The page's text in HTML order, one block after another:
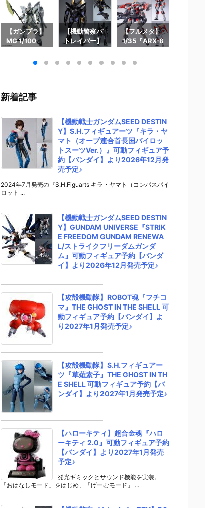
【ガンプラ】
MG 1/100
ュ・スタイン
T プラモデル
より2024年6
月発売予定☆
【機動警察パ
トレイバー】
フォン アクア
27年3月発売
予定♪
【フルメタ】
1/35『ARX-8
＆XL-3 緊急
デル予約【W
AVE】2026
年7月発売予
定☆
新着記事
【機動戦士ガンダムSEED DESTIN
Y】S.H.フィギュアーツ『キラ・ヤ
マト（オーブ連合首長国パイロッ
トスーツVer.）』可動フィギュア予
約【バンダイ】より2026年12月発
売予定♪
2024年7月発売の『S.H.Figuarts キラ・ヤマト（コンパスパイ
ロット ...
【機動戦士ガンダムSEED DESTIN
Y】GUNDAM UNIVERSE『STRIK
E FREEDOM GUNDAM RENEWA
L/ストライクフリーダムガンダ
ム』可動フィギュア予約【バンダ
イ】より2026年12月発売予定♪
【攻殻機動隊】ROBOT魂『フチコ
マ』THE GHOST IN THE SHELL 可
動フィギュア予約【バンダイ】よ
り2027年1月発売予定♪
【攻殻機動隊】S.H.フィギュアー
ツ『草薙素子』THE GHOST IN TH
E SHELL 可動フィギュア予約【バ
ンダイ】より2027年1月発売予定♪
【ハローキティ】超合金魂『ハロ
ーキティ 2.0』可動フィギュア予約
【バンダイ】より2027年1月発売
予定♪
発光ギミックとサウンド機能を実装。
「おはなしモード」をはじめ、「げーむモード」 ...